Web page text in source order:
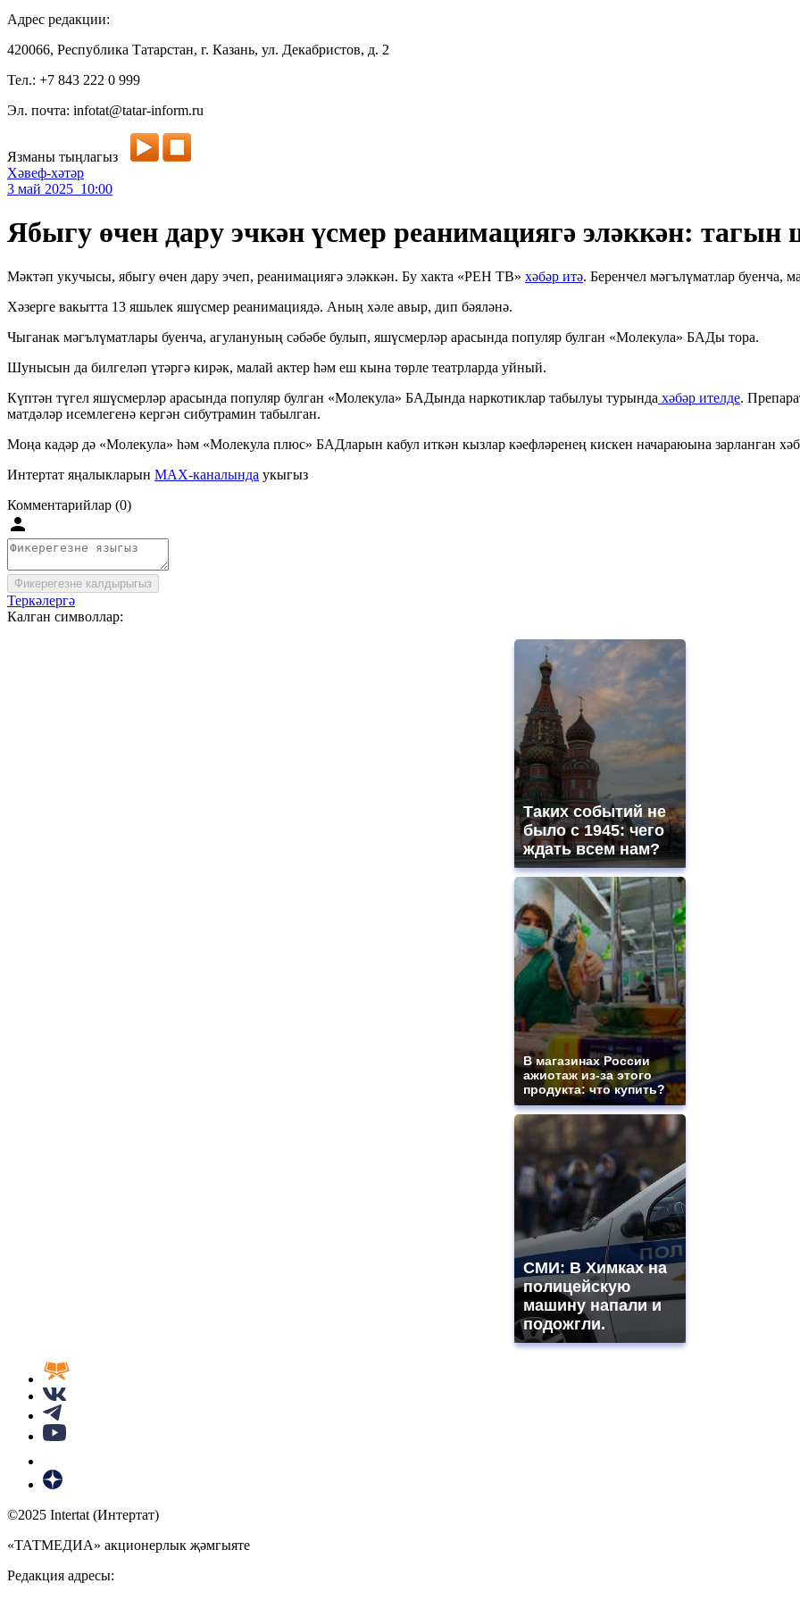
Адрес редакции:
420066, Республика Татарстан, г. Казань, ул. Декабристов, д. 2
Тел.: +7 843 222 0 999
Эл. почта: infotat@tatar-inform.ru
Язманы тыңлагыз
Хәвеф-хәтәр
3 май 2025 10:00
Ябыгу өчен дару эчкән үсмер реанимациягә эләккән:
Мәктәп укучысы, ябыгу өчен дару эчеп, реанимациягә эләккән. Бу хакта «РЕН ТВ» хәбәр итә. Беренчел мәгълүматлар буенча,
Хәзерге вакытта 13 яшьлек яшүсмер реанимациядә. Аның хәле авыр, дип бәяләнә.
Чыганак мәгълүматлары буенча, агулануның сәбәбе булып, яшүсмерләр арасында популяр булган «Молекула» БАДы тора.
Шунысын да билгеләп үтәргә кирәк, малай актер һәм еш кына төрле театрларда уйный.
Күптән түгел яшүсмерләр арасында популяр булган «Молекула» БАДында наркотиклар табылуы турында хәбәр ителде.
матдәләр исемлегенә кергән сибутрамин табылган.
Моңа кадәр дә «Молекула» һәм «Молекула плюс» БАДларын кабул иткән кызлар кәефләренең кискен начараюына зарланган
Интертат яңалыкларын MAX-каналында укыгыз
Комментарийлар (0)
Фикерегезне калдырыгыз
Теркәлергә
Калган символлар:
Таких событий не
было с 1945: чего
ждать всем нам?
В магазинах России
ажиотаж из-за этого
продукта: что купить?
СМИ: В Химках на
полицейскую
машину напали и
подожгли.
©2025 Intertat (Интертат)
«ТАТМЕДИА» акционерлык җәмгыяте
Редакция адресы: